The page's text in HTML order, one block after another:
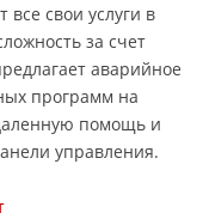
все свои услуги в
за счет
аварийное
программ на
помощь и
управления.